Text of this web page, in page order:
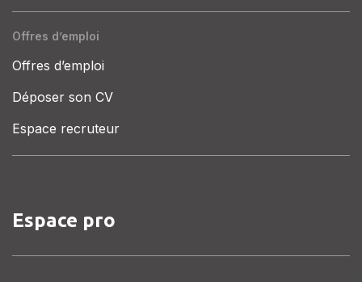
Offres d’emploi
Offres d’emploi
Déposer son CV
Espace recruteur
Espace pro